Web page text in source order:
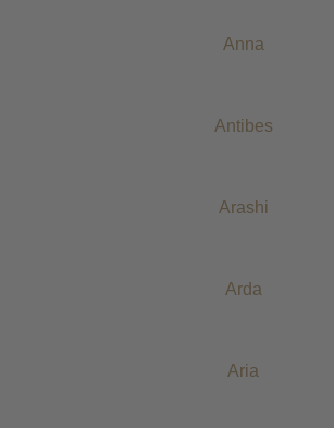
Anna
Antibes
Arashi
Arda
Aria